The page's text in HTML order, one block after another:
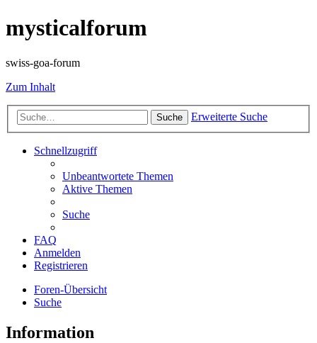
mysticalforum
swiss-goa-forum
Zum Inhalt
Suche Erweiterte Suche
Schnellzugriff
Unbeantwortete Themen
Aktive Themen
Suche
FAQ
Anmelden
Registrieren
Foren-Übersicht
Suche
Information